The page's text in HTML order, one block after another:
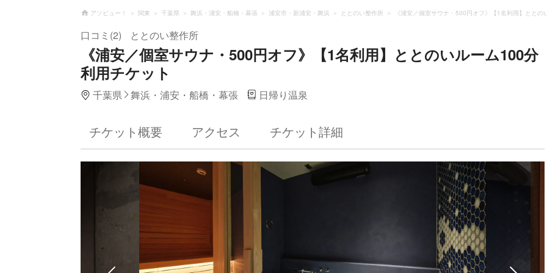
アソビュー！ 関東 千葉県 舞浜・浦安・船橋・幕張 浦安市・新浦安・舞浜 ととのい整作所 《浦安／個室サウナ・500円オフ》【1名利用】ととの
口コミ(2) ととのい整作所
《浦安／個室サウナ・500円オフ》【1名利用】ととのいルーム100分
利用チケット
千葉県 舞浜・浦安・船橋・幕張 日帰り温泉
チケット概要 アクセス チケット詳細